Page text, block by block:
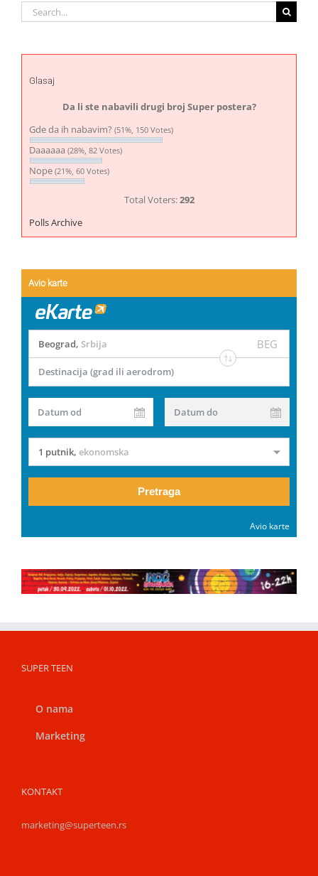
Search
for:
Glasaj
Da li ste nabavili drugi broj Super postera?
Gde da ih nabavim? (51%, 150 Votes)
Daaaaaa (28%, 82 Votes)
Nope (21%, 60 Votes)
Total Voters:292
Polls Archive
Avio karte
Beograd, Srbija BEG
Destinacija (grad ili aerodrom)
Datum od Datum do
1 putnik, ekonomska
Pretraga
Avio karte
SUPER TEEN
O nama
Marketing
KONTAKT
marketing@superteen.rs